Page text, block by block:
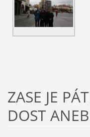
ZASE JE
DOST